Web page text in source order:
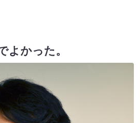
よかった。